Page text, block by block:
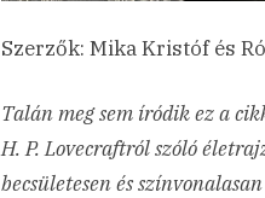
Szerzők: Mika Kristóf és
Talán meg sem íródik ez a
H. P. Lovecraftról szóló
becsületesen és